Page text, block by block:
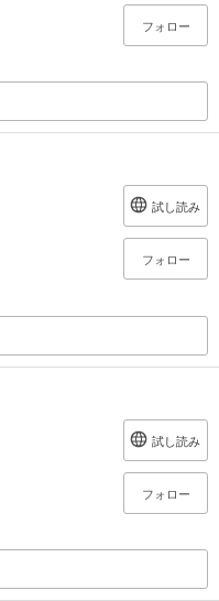
フォロー
試し読み
フォロー
試し読み
フォロー